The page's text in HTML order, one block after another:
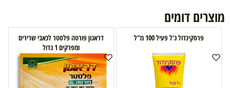
מוצרים דומים
פרסקינדול ג'ל פעיל 100 מ"ל
דראגון פורטה פלסטר לכאבי שרירים
ומפרקים 1 גדול